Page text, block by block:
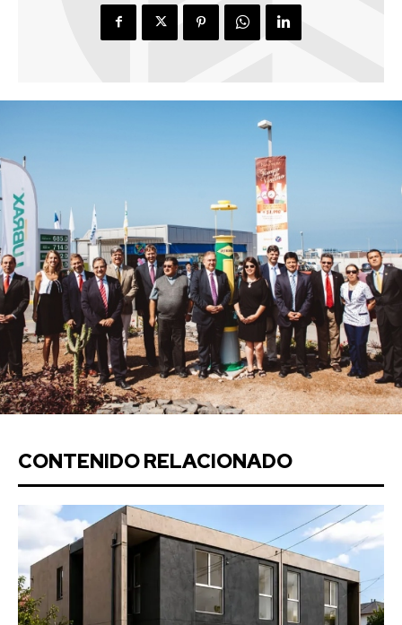
CONTENIDO RELACIONADO